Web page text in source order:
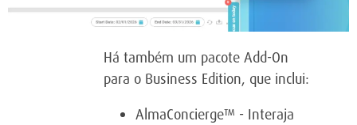
Há também um pacote Add-On
para o Business Edition, que inclui:
AlmaConcierge™ - Interaja